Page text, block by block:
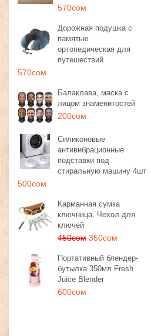
570сом
Дорожная подушка с
памятью
ортопедическая для
путешествий
570сом
Балаклава, маска с
лицом знаменитостей
200сом
Силиконовые
антивибрационные
подставки под
стиральную машину 4шт
500сом
Карманная сумка
ключница, Чехол для
ключей
450сом 350сом
Портативный блендер-
бутылка 350мл Fresh
Juice Blender
600сом